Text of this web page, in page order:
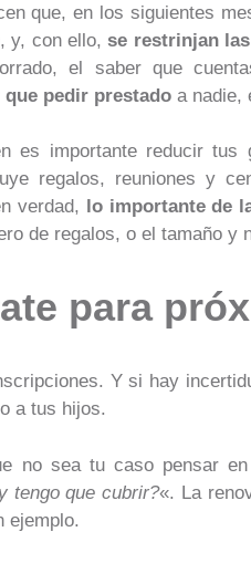
que, en los siguientes
y, con ello,se restrinjan
el saber que
que pedir prestado a nadie,
es importante reducir tus
regalos, reuniones y
verdad, lo importante de
de regalos, o el tamaño y
para
Y si hay
a tus hijos.
no sea tu caso pensar
tengo que cubrir?«. La
ejemplo.